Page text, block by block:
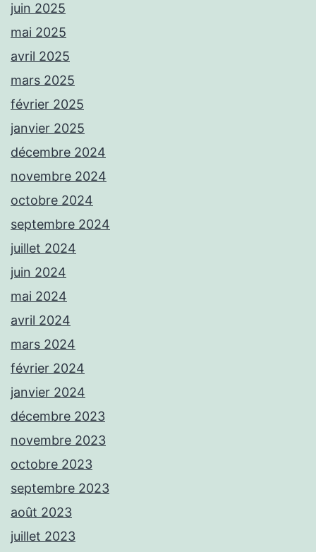
juin 2025
mai 2025
avril 2025
mars 2025
février 2025
janvier 2025
décembre 2024
novembre 2024
octobre 2024
septembre 2024
juillet 2024
juin 2024
mai 2024
avril 2024
mars 2024
février 2024
janvier 2024
décembre 2023
novembre 2023
octobre 2023
septembre 2023
août 2023
juillet 2023